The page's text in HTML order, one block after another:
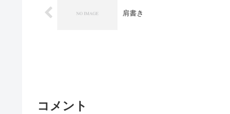
肩書き
コメント